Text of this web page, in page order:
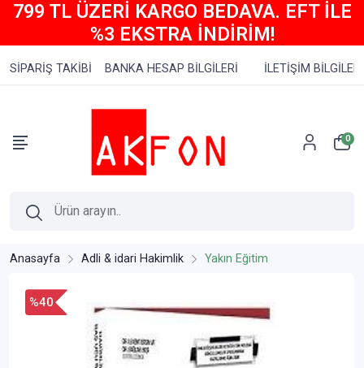
799 TL ÜZERİ KARGO BEDAVA. EFT İLE
%3 EKSTRA İNDİRİM!
SİPARİŞ TAKİBİ BANKA HESAP BİLGİLERİ İLETİŞİM BİLGİLERİ
0
Anasayfa Adli & idari Hakimlik Yakın Eğitim
%40